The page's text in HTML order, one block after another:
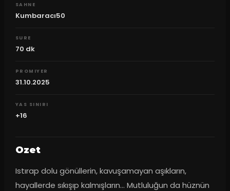
SAHNE
Kumbaracı50
SURE
70 dk
PROMIYER
31.10.2025
YAS SINIRI
+16
Ozet
Istırap dolu gönüllerin, kavuşamayan aşıkların,
hayallerde sıkışıp kalmışların… Mutluluğun da hüznün